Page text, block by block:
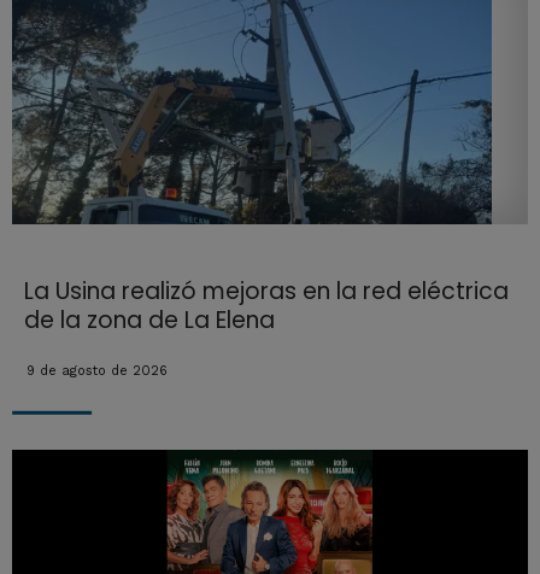
La Usina realizó mejoras en la red eléctrica
de la zona de La Elena
9 de agosto de 2026